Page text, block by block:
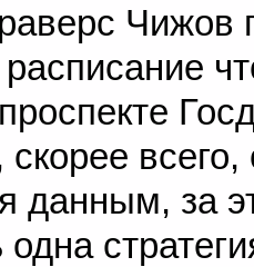
Чижов
данным, за